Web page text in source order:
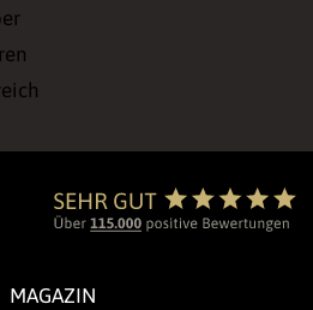
MAGAZIN